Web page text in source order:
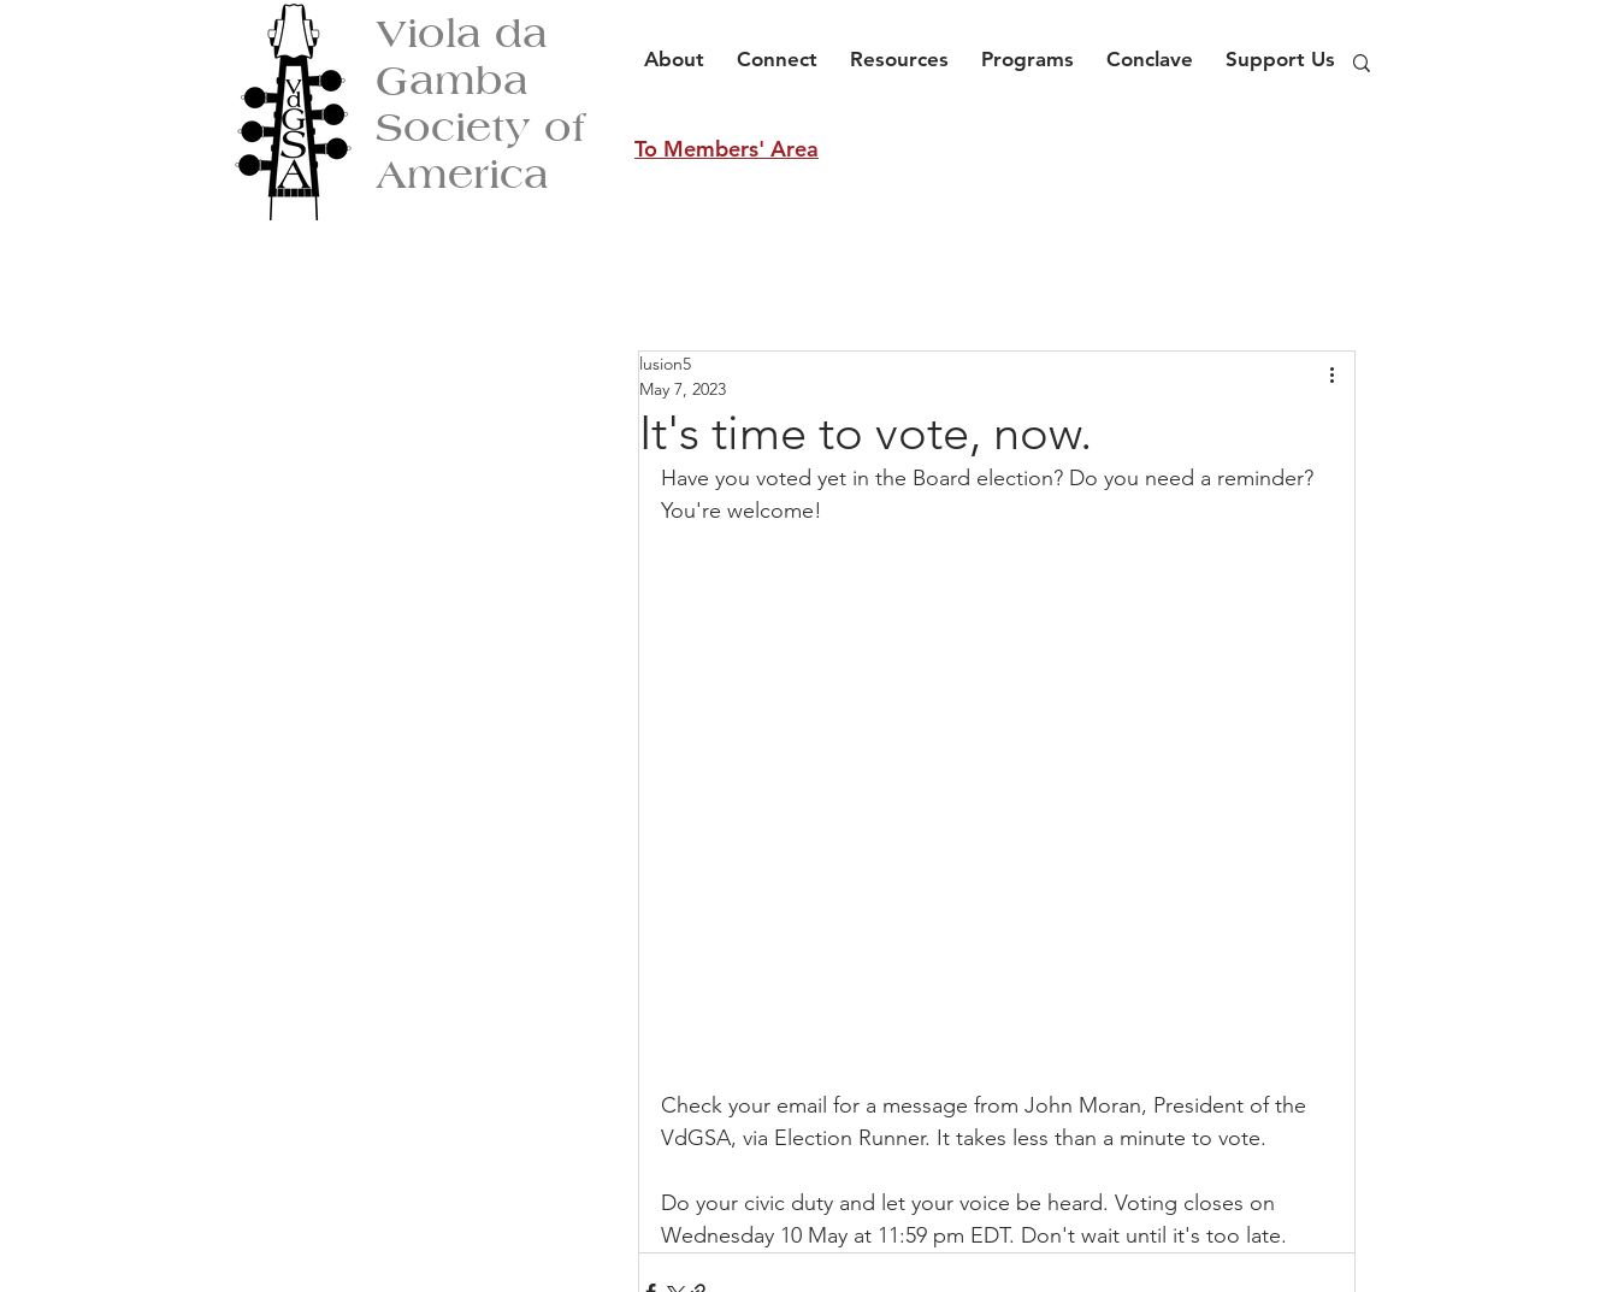
Viola da
Gamba
Society of
America
About Connect Resources Programs Conclave Support Us
To Members' Area
It's time to vote, now.
lusion5
May 7, 2023
Have you voted yet in the Board election? Do you need a reminder?
You're welcome!
Check your email for a message from John Moran, President of the
VdGSA, via Election Runner. It takes less than a minute to vote.
Do your civic duty and let your voice be heard. Voting closes on
Wednesday 10 May at 11:59 pm EDT. Don't wait until it's too late.